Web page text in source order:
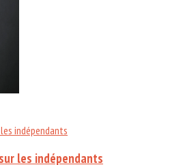
les indépendants